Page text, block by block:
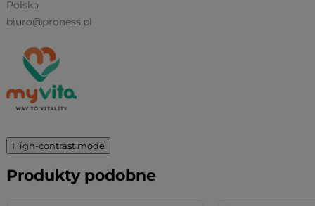
Polska
biuro@proness.pl
High-contrast mode
Produkty podobne